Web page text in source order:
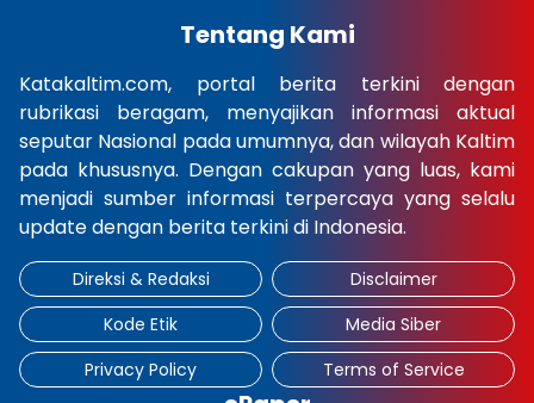
Tentang Kami
Katakaltim.com, portal berita terkini dengan
rubrikasi beragam, menyajikan informasi aktual
seputar Nasional pada umumnya, dan wilayah Kaltim
pada khususnya. Dengan cakupan yang luas, kami
menjadi sumber informasi terpercaya yang selalu
update dengan berita terkini di Indonesia.
Direksi & Redaksi
Disclaimer
Kode Etik
Media Siber
Privacy Policy
Terms of Service